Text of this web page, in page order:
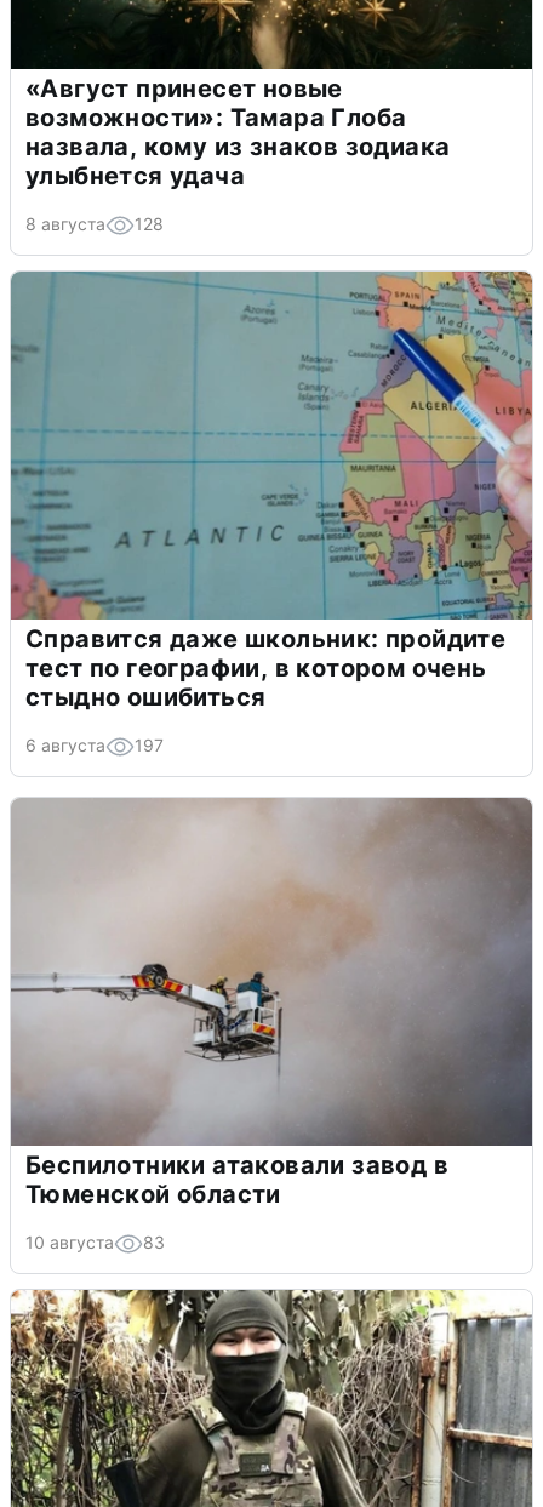
«Август принесет новые
возможности»: Тамара Глоба
назвала, кому из знаков зодиака
улыбнется удача
8 августа 128
Справится даже школьник: пройдите
тест по географии, в котором очень
стыдно ошибиться
6 августа 197
Беспилотники атаковали завод в
Тюменской области
10 августа 83